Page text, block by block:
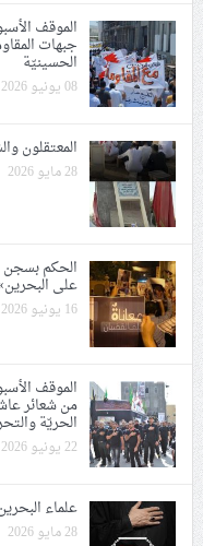
الموقف
جبهات
الحسينيّة
08 يونيو 2026
المعتقلون
28 مايو 2026
على البحرين»
16 يونيو 2026
الموقف
من شعائر
الحريّة
22 يونيو 2026
علماء
28 مايو 2026